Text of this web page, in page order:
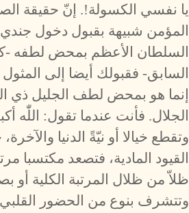
يا نفسي الكسولة!. إنّ حقيقة
المؤمن شبيهة بقبول دخول
السلطان الأعظم بمحض لطفه -
السابق- فقبولك أيضا إلى
إنما هو بمحض لطف الجليل ذي
الجلال. فأنت عندما تقول: اللّٰه
وتقطع خيالا أو نيّةً الدنيا
القيود المادية، فتصعد مكتسبا
ظلاّ من ظلال المرتبة الكلية أو
وتتشرف بنوع من الحضور القلبي